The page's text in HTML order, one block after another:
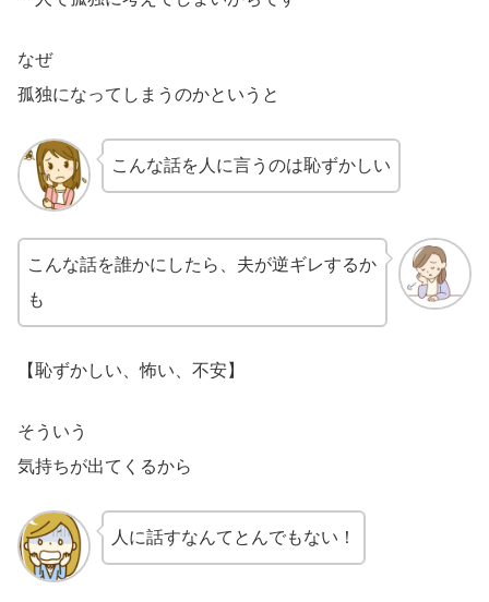
なぜ
孤独になってしまうのかというと
こんな話を人に言うのは恥ずかしい
こんな話を誰かにしたら、夫が逆ギレするか
も
【恥ずかしい、怖い、不安】
そういう
気持ちが出てくるから
人に話すなんてとんでもない！